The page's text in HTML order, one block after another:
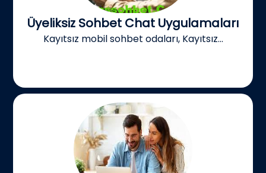
Üyeliksiz Sohbet Chat Uygulamaları
Kayıtsız mobil sohbet odaları, Kayıtsız...